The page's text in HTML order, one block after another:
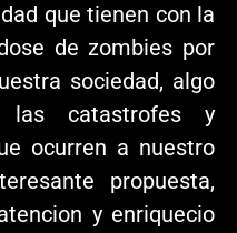
que tienen con la
de zombies por
sociedad, algo
catastrofes y
ocurren a nuestro
propuesta,
y enriquecio